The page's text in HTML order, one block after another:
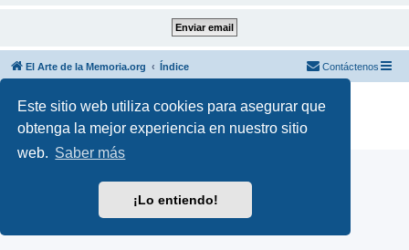
Este sitio web utiliza cookies para asegurar que
obtenga la mejor experiencia en nuestro sitio
web. Saber más
¡Lo entiendo!
El Arte de la Memoria.org Índice Contáctenos
Desarrollado por phpBB ® Forum Software © phpBB Limited
Traducción al español por
phpBB España
Privacidad|Condiciones